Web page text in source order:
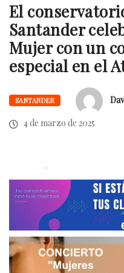
El
Santander
Mujer con un
especial en el
SANTANDER
4 de marzo de 2025
.